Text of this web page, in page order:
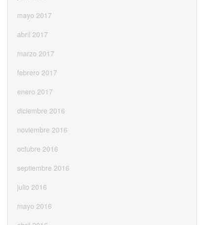
mayo 2017
abril 2017
marzo 2017
febrero 2017
enero 2017
diciembre 2016
noviembre 2016
octubre 2016
septiembre 2016
julio 2016
mayo 2016